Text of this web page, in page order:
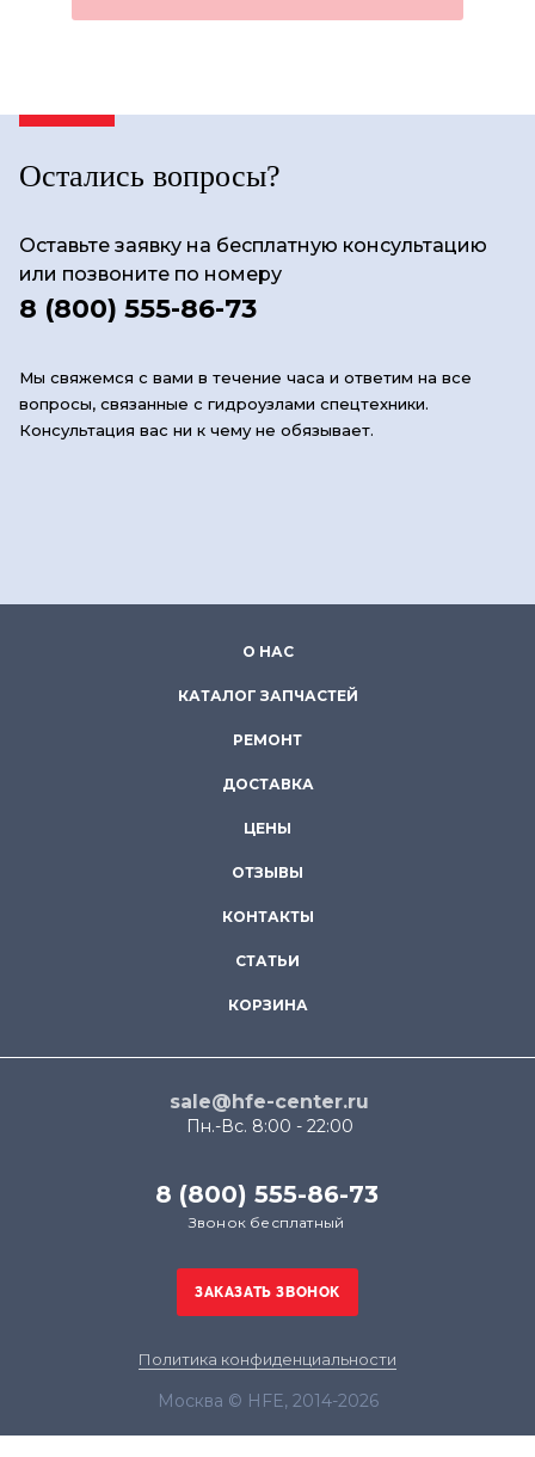
Остались вопросы?
Оставьте заявку на бесплатную консультацию
или позвоните по номеру
8 (800) 555-86-73
Мы свяжемся с вами в течение часа и ответим на все
вопросы, связанные с гидроузлами спецтехники.
Консультация вас ни к чему не обязывает.
О НАС
КАТАЛОГ ЗАПЧАСТЕЙ
РЕМОНТ
ДОСТАВКА
ЦЕНЫ
ОТЗЫВЫ
КОНТАКТЫ
СТАТЬИ
КОРЗИНА
sale@hfe-center.ru
Пн.-Вс. 8:00 - 22:00
8 (800) 555-86-73
Звонок бесплатный
Политика конфиденциальности
Москва © HFE, 2014-2026